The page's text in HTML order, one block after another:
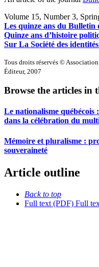
Volume 15, Number 3,
Les quinze ans du Bulletin
Quinze ans d’histoire
Sur La Société des
Tous droits réservés ©
Éditeur, 2007
Browse the articles in
Le nationalisme québécois
dans la célébration du
Mémoire et pluralisme :
souveraineté
Article outline
Back to top
Full text (PDF) Full